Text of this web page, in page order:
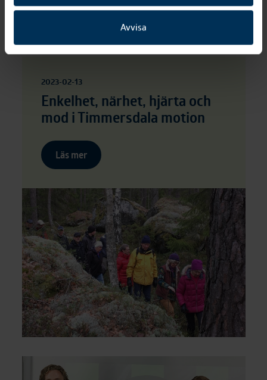
Avvisa
Läs mer
2023-02-13
Enkelhet, närhet, hjärta och
mod i Timmersdala motion
Läs mer